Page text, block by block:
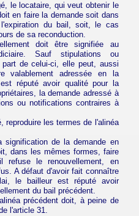
le locataire, qui veut obtenir le
en faire la demande soit dans
du bail, soit, le cas
de sa reconduction.
doit être signifiée au
Sauf stipulations ou
de celui-ci, elle peut, aussi
valablement adressée en la
réputé avoir qualité pour la
la demande adressé à
ou notifications contraires à
reproduire les termes de l'alinéa
signification de la demande en
dans les mêmes formes, faire
refuse le renouvellement, en
A défaut d'avoir fait connaître
le bailleur est réputé avoir
du bail précédent.
précédent doit, à peine de
l'article 31.